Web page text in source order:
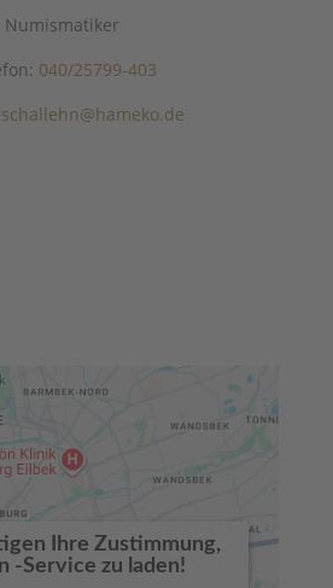
Numismatiker
040/25799-403
schallehn@hameko.de
Ihre Zustimmung,
-Service zu laden!